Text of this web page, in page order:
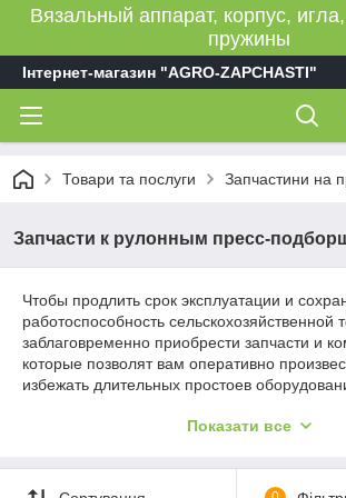
Вязальный аппарат, корпус,
пружины
Інтернет-магазин "AGRO-ZAPCHASTI"
Товари та послуги Запчастини на
Запчасти к рулонным пресс-
Чтобы продлить срок эксплуатации и
работоспособность сельскохозяйственной
заблаговременно приобрести запчасти и
которые позволят вам оперативно
избежать длительных простоев
представлена в данном разделе нашего
Оригинальные и аналоговые
Показати все